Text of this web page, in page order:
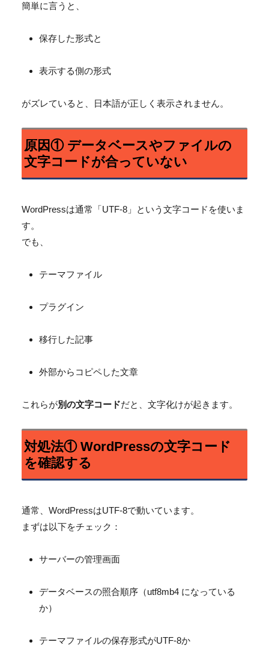
簡単に言うと、
保存した形式と
表示する側の形式
がズレていると、日本語が正しく表示されません。
原因① データベースやファイルの
文字コードが合っていない
WordPressは通常「UTF-8」という文字コードを使いま
す。
でも、
テーマファイル
プラグイン
移行した記事
外部からコピペした文章
これらが別の文字コードだと、文字化けが起きます。
対処法① WordPressの文字コード
を確認する
通常、WordPressはUTF-8で動いています。
まずは以下をチェック：
サーバーの管理画面
データベースの照合順序（utf8mb4 になっている
か）
テーマファイルの保存形式がUTF-8か